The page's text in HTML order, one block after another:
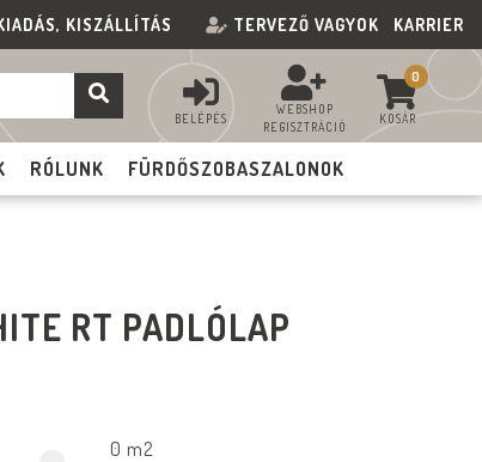
KISZÁLLÍTÁS TERVEZŐ VAGYOK KARRIER
BELÉPÉS
WEBSHOP
REGISZTRÁCIÓ
0
KOSÁR
RÓLUNK FÜRDŐSZOBASZALONOK
RT PADLÓLAP
0 m2